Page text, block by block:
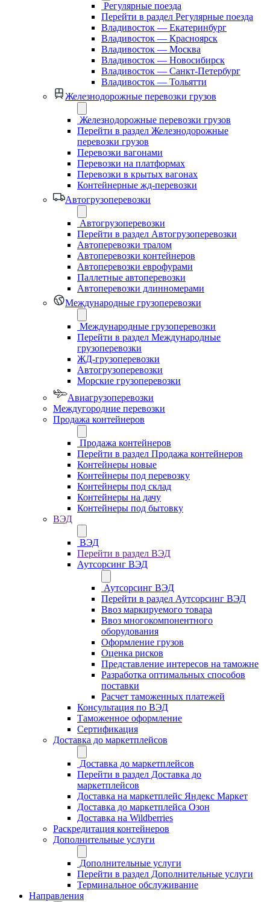
Регулярные поезда
Перейти в раздел Регулярные поезда
Владивосток — Екатеринбург
Владивосток — Красноярск
Владивосток — Москва
Владивосток — Новосибирск
Владивосток — Санкт-Петербург
Владивосток — Тольятти
Железнодорожные перевозки грузов
Железнодорожные перевозки грузов
Перейти в раздел Железнодорожные
перевозки грузов
Перевозки вагонами
Перевозки на платформах
Перевозки в крытых вагонах
Контейнерные жд-перевозки
Автогрузоперевозки
Автогрузоперевозки
Перейти в раздел Автогрузоперевозки
Автоперевозки тралом
Автоперевозки контейнеров
Автоперевозки еврофурами
Паллетные автоперевозки
Автоперевозки длинномерами
Международные грузоперевозки
Международные грузоперевозки
Перейти в раздел Международные
грузоперевозки
ЖД-грузоперевозки
Автогрузоперевозки
Морские грузоперевозки
Авиагрузоперевозки
Междугородние перевозки
Продажа контейнеров
Продажа контейнеров
Перейти в раздел Продажа контейнеров
Контейнеры новые
Контейнеры под перевозку
Контейнеры под склад
Контейнеры на дачу
Контейнеры под бытовку
ВЭД
ВЭД
Перейти в раздел ВЭД
Аутсорсинг ВЭД
Аутсорсинг ВЭД
Перейти в раздел Аутсорсинг ВЭД
Ввоз маркируемого товара
Ввоз многокомпонентного
оборудования
Оформление грузов
Оценка рисков
Представление интересов на таможне
Разработка оптимальных способов
поставки
Расчет таможенных платежей
Консультация по ВЭД
Таможенное оформление
Сертификация
Доставка до маркетплейсов
Доставка до маркетплейсов
Перейти в раздел Доставка до
маркетплейсов
Доставка на маркетплейс Яндекс Маркет
Доставка до маркетплейса Озон
Доставка на Wildberries
Раскредитация контейнеров
Дополнительные услуги
Дополнительные услуги
Перейти в раздел Дополнительные услуги
Терминальное обслуживание
Направления